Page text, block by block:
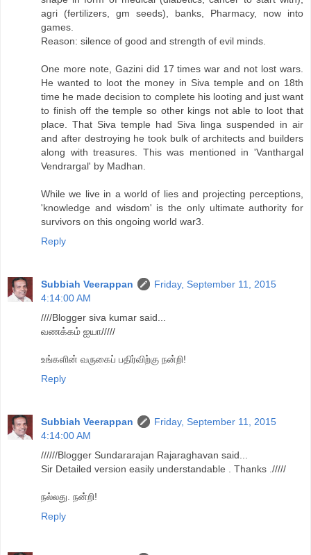
agri (fertilizers, gm seeds), banks, Pharmacy, now into
games.
Reason: silence of good and strength of evil minds.
One more note, Gazini did 17 times war and not lost wars.
He wanted to loot the money in Siva temple and on 18th
time he made decision to complete his looting and just want
to finish off the temple so other kings not able to loot that
place. That Siva temple had Siva linga suspended in air
and after destroying he took bulk of architects and builders
along with treasures. This was mentioned in 'Vanthargal
Vendrargal' by Madhan.
While we live in a world of lies and projecting perceptions,
'knowledge and wisdom' is the only ultimate authority for
survivors on this ongoing world war3.
Reply
Subbiah Veerappan
Friday, September 11, 2015
4:14:00 AM
////Blogger siva kumar said...
வணக்கம் ஐயா/////
உங்களின் வருகைப் பதிர்விற்கு நன்றி!
Reply
Subbiah Veerappan
Friday, September 11, 2015
4:14:00 AM
//////Blogger Sundararajan Rajaraghavan said...
Sir Detailed version easily understandable . Thanks ./////
நல்லது. நன்றி!
Reply